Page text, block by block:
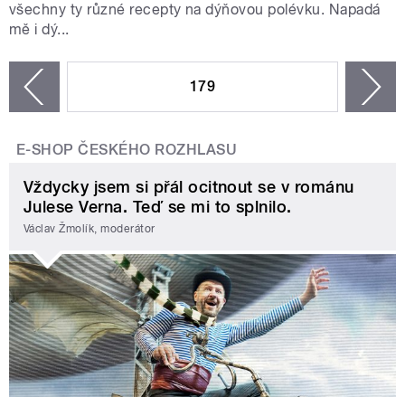
všechny ty různé recepty na dýňovou polévku. Napadá
mě i dý...
179
E-SHOP ČESKÉHO ROZHLASU
Vždycky jsem si přál ocitnout se v románu
Julese Verna. Teď se mi to splnilo.
Václav Žmolík, moderátor